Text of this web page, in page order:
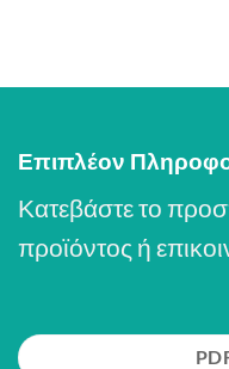
Επιπλέον
Κατεβάστε το
προϊόντος ή